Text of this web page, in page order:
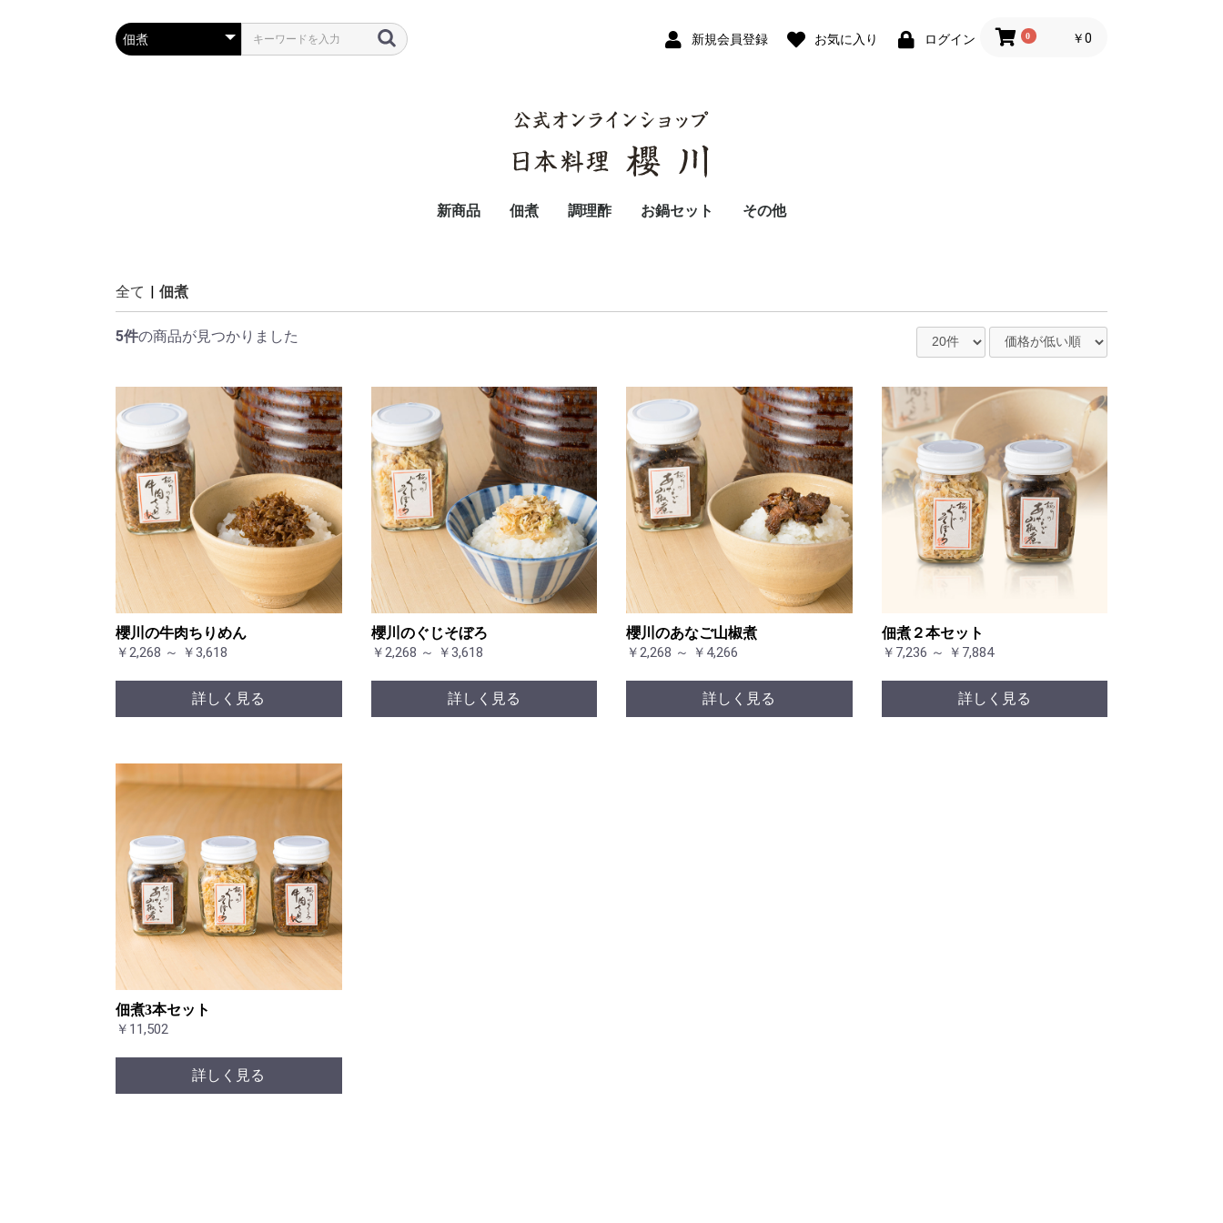
新規会員登録 お気に入り ログイン 0 ￥0
新商品 佃煮 調理酢 お鍋セット その他
全て | 佃煮
5件の商品が見つかりました
櫻川の牛肉ちりめん
￥2,268 ～ ￥3,618
詳しく見る
櫻川のぐじそぼろ
￥2,268 ～ ￥3,618
詳しく見る
櫻川のあなご山椒煮
￥2,268 ～ ￥4,266
詳しく見る
佃煮２本セット
￥7,236 ～ ￥7,884
詳しく見る
佃煮3本セット
￥11,502
詳しく見る